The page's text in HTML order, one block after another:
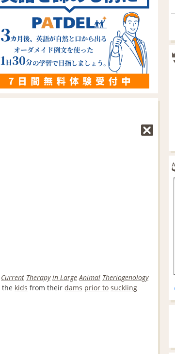
Current Therapy in Large Animal Theriogenology
the kids from their dams prior to suckling